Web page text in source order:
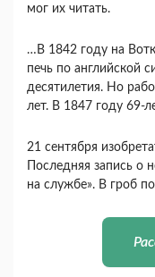
мог их читать.
…В 1842 году на
печь по английской
десятилетия. Но
лет. В 1847 году 69-
21 сентября
Последняя запись о
на службе». В гроб